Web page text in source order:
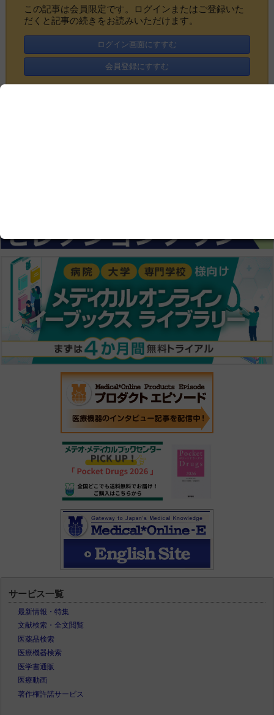
この記事は会員限定です。ログインまたはご登録いた
だくと記事の続きをお読みいただけます。
ログイン画面にすすむ
会員登録にすすむ
サービス一覧
最新情報・特集
文献検索・全文閲覧
医薬品検索
医療機器検索
医学書通販
医療動画
著作権許諾サービス